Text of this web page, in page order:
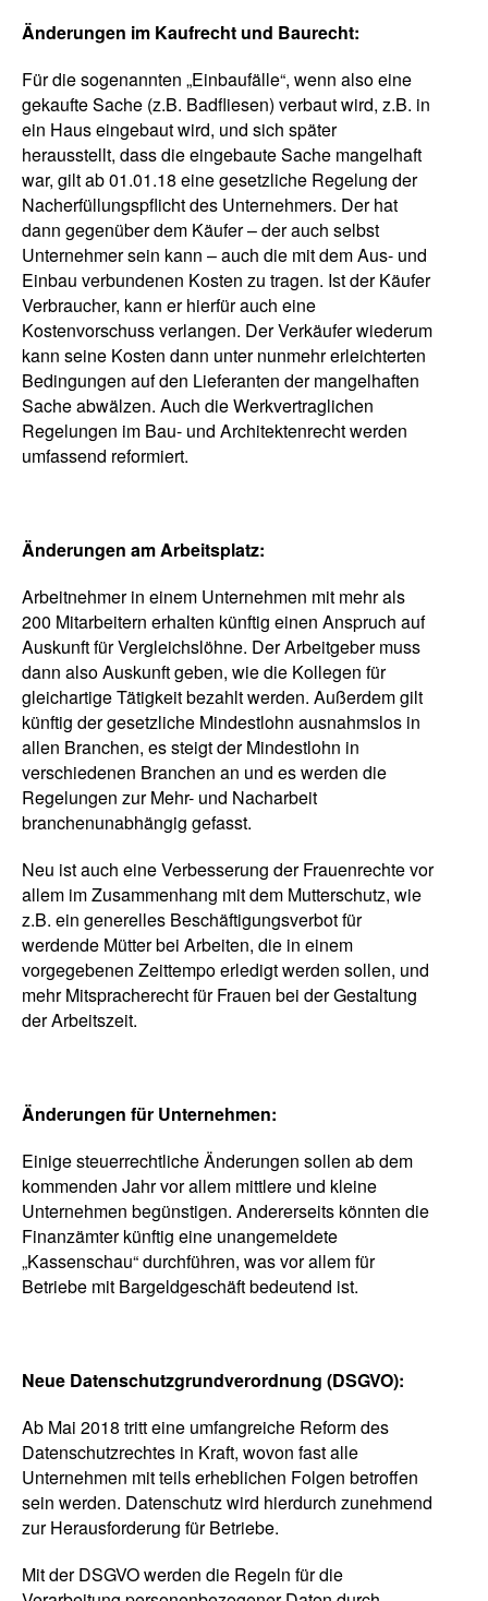
Änderungen im Kaufrecht und Baurecht:
Für die sogenannten „Einbaufälle“, wenn also eine
gekaufte Sache (z.B. Badfliesen) verbaut wird, z.B. in
ein Haus eingebaut wird, und sich später
herausstellt, dass die eingebaute Sache mangelhaft
war, gilt ab 01.01.18 eine gesetzliche Regelung der
Nacherfüllungspflicht des Unternehmers. Der hat
dann gegenüber dem Käufer – der auch selbst
Unternehmer sein kann – auch die mit dem Aus- und
Einbau verbundenen Kosten zu tragen. Ist der Käufer
Verbraucher, kann er hierfür auch eine
Kostenvorschuss verlangen. Der Verkäufer wiederum
kann seine Kosten dann unter nunmehr erleichterten
Bedingungen auf den Lieferanten der mangelhaften
Sache abwälzen. Auch die Werkvertraglichen
Regelungen im Bau- und Architektenrecht werden
umfassend reformiert.
Änderungen am Arbeitsplatz:
Arbeitnehmer in einem Unternehmen mit mehr als
200 Mitarbeitern erhalten künftig einen Anspruch auf
Auskunft für Vergleichslöhne. Der Arbeitgeber muss
dann also Auskunft geben, wie die Kollegen für
gleichartige Tätigkeit bezahlt werden. Außerdem gilt
künftig der gesetzliche Mindestlohn ausnahmslos in
allen Branchen, es steigt der Mindestlohn in
verschiedenen Branchen an und es werden die
Regelungen zur Mehr- und Nacharbeit
branchenunabhängig gefasst.
Neu ist auch eine Verbesserung der Frauenrechte vor
allem im Zusammenhang mit dem Mutterschutz, wie
z.B. ein generelles Beschäftigungsverbot für
werdende Mütter bei Arbeiten, die in einem
vorgegebenen Zeittempo erledigt werden sollen, und
mehr Mitspracherecht für Frauen bei der Gestaltung
der Arbeitszeit.
Änderungen für Unternehmen:
Einige steuerrechtliche Änderungen sollen ab dem
kommenden Jahr vor allem mittlere und kleine
Unternehmen begünstigen. Andererseits könnten die
Finanzämter künftig eine unangemeldete
„Kassenschau“ durchführen, was vor allem für
Betriebe mit Bargeldgeschäft bedeutend ist.
Neue Datenschutzgrundverordnung (DSGVO):
Ab Mai 2018 tritt eine umfangreiche Reform des
Datenschutzrechtes in Kraft, wovon fast alle
Unternehmen mit teils erheblichen Folgen betroffen
sein werden. Datenschutz wird hierdurch zunehmend
zur Herausforderung für Betriebe.
Mit der DSGVO werden die Regeln für die